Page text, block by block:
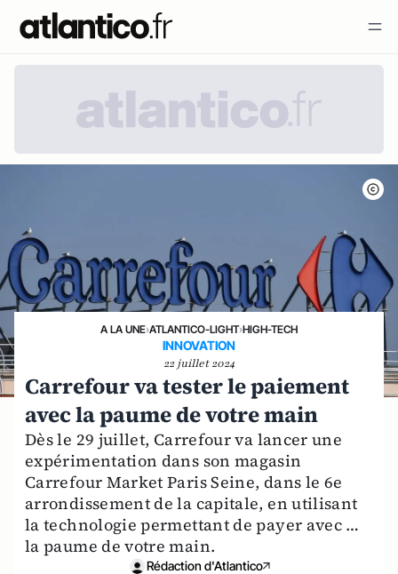
A LA UNE›ATLANTICO-LIGHT›HIGH-TECH
INNOVATION
22 juillet 2024
Carrefour va tester le paiement
avec la paume de votre main
Dès le 29 juillet, Carrefour va lancer une
expérimentation dans son magasin
Carrefour Market Paris Seine, dans le 6e
arrondissement de la capitale, en utilisant
la technologie permettant de payer avec …
la paume de votre main.
Rédaction d'Atlantico